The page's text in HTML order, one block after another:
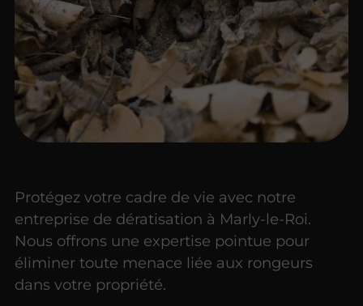
Protégez votre cadre de vie avec notre
entreprise de dératisation à Marly-le-Roi.
Nous offrons une expertise pointue pour
éliminer toute menace liée aux rongeurs
dans votre propriété.